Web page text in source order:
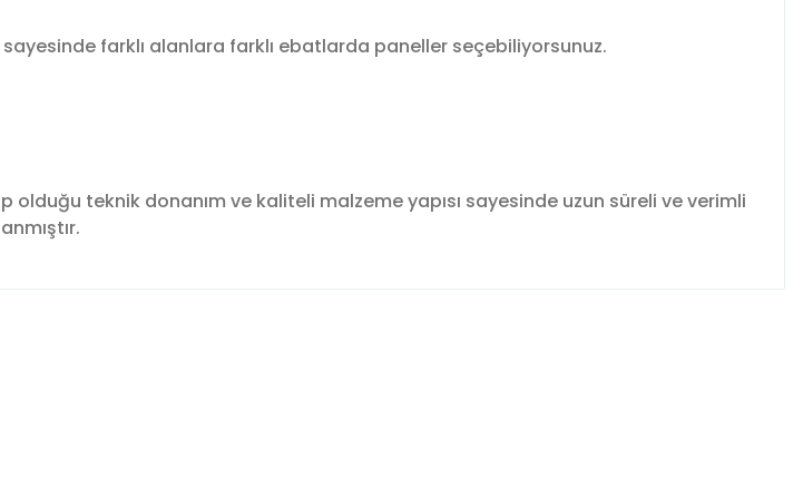
farklı alanlara farklı ebatlarda paneller seçebiliyorsunuz.
olduğu teknik donanım ve kaliteli malzeme yapısı sayesinde uzun süreli ve verimli